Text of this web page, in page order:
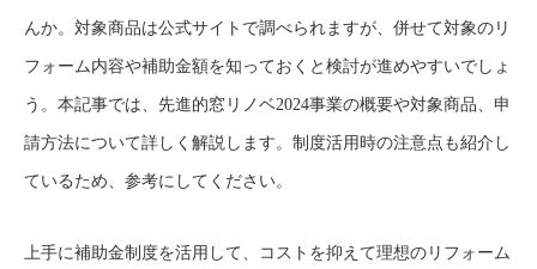
んか。対象商品は公式サイトで調べられますが、併せて対象のリ
フォーム内容や補助金額を知っておくと検討が進めやすいでしょ
う。本記事では、先進的窓リノベ2024事業の概要や対象商品、申
請方法について詳しく解説します。制度活用時の注意点も紹介し
ているため、参考にしてください。
上手に補助金制度を活用して、コストを抑えて理想のリフォーム